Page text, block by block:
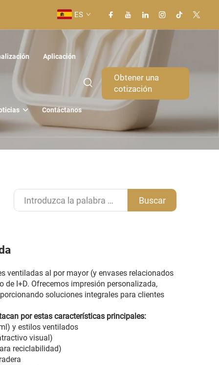
ES
Aplicación
Contáctanos
Obtener una
cotización
Buscar
ventiladas al por mayor (y envases relacionados
I+D. Ofrecemos impresión personalizada,
soluciones integrales para clientes
por estas características principales:
y estilos ventilados
visual)
reciclabilidad)